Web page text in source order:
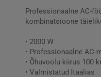
Professionaalne AC-
kombinatsioone
• 2000 W
• Professionaalne AC-
• Õhuvoolu kiirus 100
• Valmistatud Itaalias